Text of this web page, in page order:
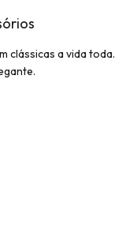
clássicas a vida toda.